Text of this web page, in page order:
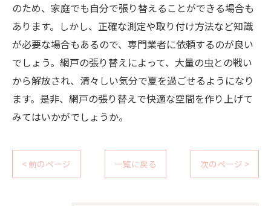
のため、家庭でも自分で張り替えることができる場合も
あります。しかし、正確な測定や取り付け方法など知識
が必要な場合もあるので、専門業者に依頼するのが良い
でしょう。網戸の張り替えによって、大量の虫との戦い
から解放され、清々しい気分で夏を過ごせるようになり
ます。是非、網戸の張り替えで快適な空間を作り上げて
みてはいかがでしょうか。
< 前のページ 一覧に戻る 次のページ >